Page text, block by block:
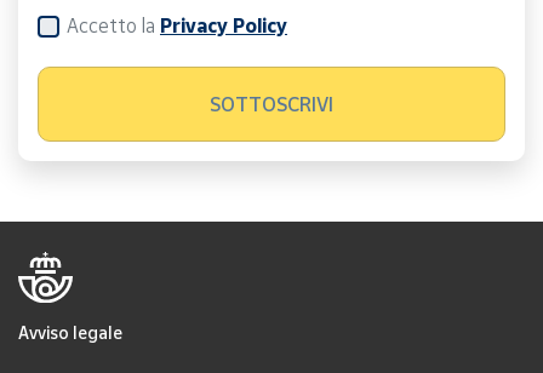
Accetto la Privacy Policy
Avviso legale